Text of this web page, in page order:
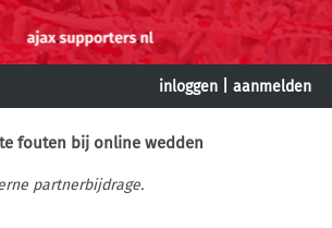
inloggen aanmelden
fouten bij online wedden
partnerbijdrage.